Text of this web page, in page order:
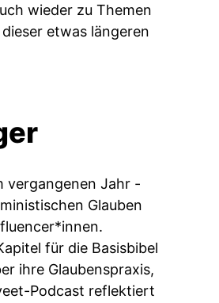
wieder zu Themen
etwas längeren
vergangenen Jahr -
Glauben
für die Basisbibel
ihre Glaubenspraxis,
Podcast reflektiert